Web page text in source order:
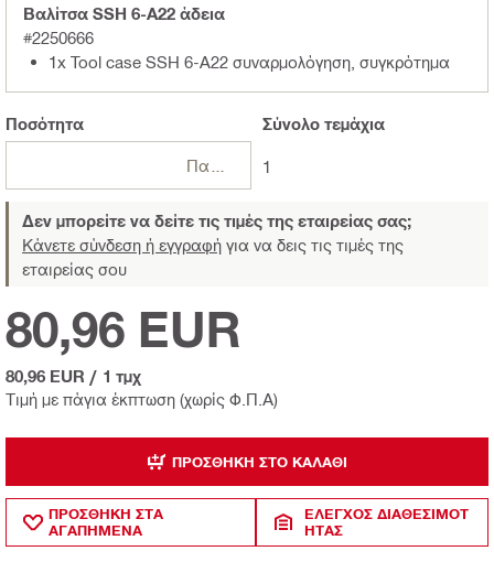
Βαλίτσα SSH 6-A22 άδεια
#2250666
1x Tool case SSH 6-A22 συναρμολόγηση, συγκρότημα
Ποσότητα Σύνολοτεμάχια
1
Δεν μπορείτε να δείτε τις τιμές της εταιρείας σας;
Κάνετε σύνδεση ή εγγραφή για να δεις τις τιμές της
εταιρείας σου
Τιμή με πάγια έκπτωση (χωρίς Φ.Π.Α)
80,96 EUR
80,96 EUR / 1 τμχ
ΠΡΟΣΘΉΚΗ ΣΤΟ ΚΑΛΆΘΙ
ΠΡΟΣΘΗΚΗ ΣΤΑ
ΑΓΑΠΗΜΕΝΑ
ΈΛΕΓΧΟΣ ΔΙΑΘΕΣΙΜΌΤ
ΗΤΑΣ